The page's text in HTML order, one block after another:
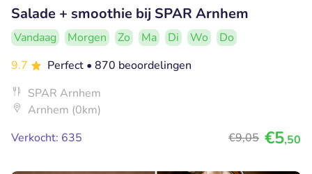
Salade + smoothie bij SPAR Arnhem
Vandaag Morgen Zo Ma Di Wo
Do
9.7
Perfect • 870 beoordelingen
SPAR Arnhem
Arnhem (0km)
Verkocht: 635
€9,05 €5,50